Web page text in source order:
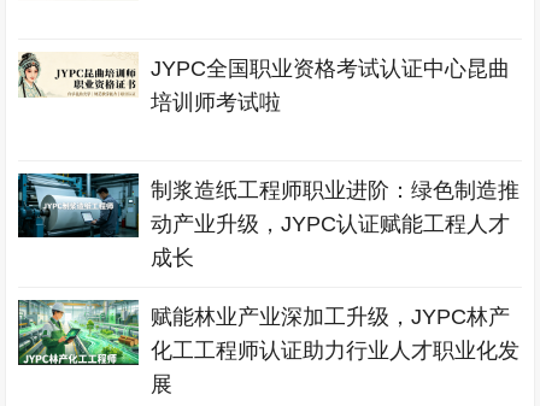
JYPC全国职业资格考试认证中心昆曲
培训师考试啦
制浆造纸工程师职业进阶：绿色制造推
动产业升级，JYPC认证赋能工程人才
成长
赋能林业产业深加工升级，JYPC林产
化工工程师认证助力行业人才职业化发
展